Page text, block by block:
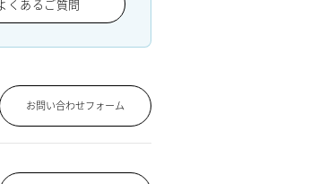
くあるご質問
お問い合わせフォーム